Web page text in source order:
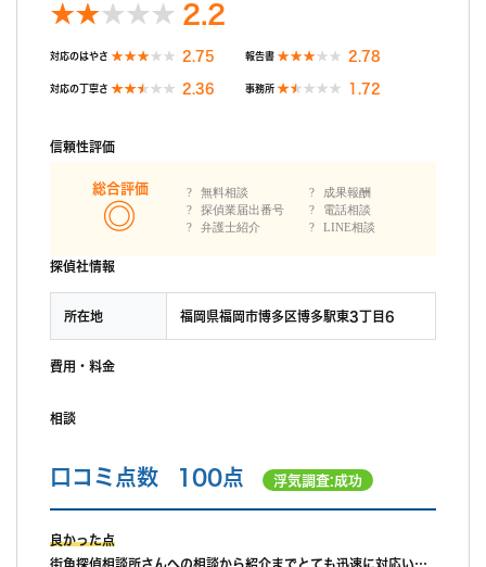
2.2
対応のはやさ 2.75 報告書 2.78
対応の丁寧さ 2.36 事務所 1.72
信頼性評価
総合評価
無料相談
探偵業届出番号
弁護士紹介
成果報酬
電話相談
LINE相談
探偵社情報
所在地 福岡県福岡市博多区博多駅東3丁目6
費用・料金
相談
口コミ点数 100点 浮気調査:成功
良かった点
街角探偵相談所さんへの相談から紹介までとても迅速に対応いた